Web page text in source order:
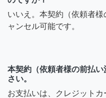
いいえ。本契約（依頼者
ャンセル可能です。
本契約（依頼者様の前払
さい。
お支払いは、クレジット